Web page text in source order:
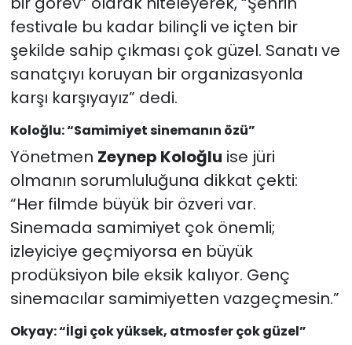
festivale bu kadar bilinçli ve içten bir
şekilde sahip çıkması çok güzel. Sanatı ve
sanatçıyı koruyan bir organizasyonla
karşı karşıyayız” dedi.
Koloğlu: “Samimiyet sinemanın özü”
Yönetmen Zeynep Koloğlu ise jüri
olmanın sorumluluğuna dikkat çekti:
“Her filmde büyük bir özveri var.
Sinemada samimiyet çok önemli;
izleyiciye geçmiyorsa en büyük
prodüksiyon bile eksik kalıyor. Genç
sinemacılar samimiyetten vazgeçmesin.”
Okyay: “İlgi çok yüksek, atmosfer çok güzel”